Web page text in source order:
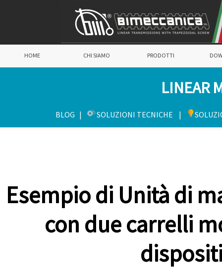
HOME CHI SIAMO PRODOTTI
LINEAR
BLOG | SOLUZIONI TECNICHE |
Esempio di Unità di
con due carrelli